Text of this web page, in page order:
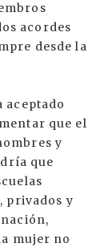
acordes
desde la
aceptado
que el
y
que
privados y
mujer no